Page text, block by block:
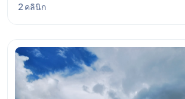
2 คลินิก